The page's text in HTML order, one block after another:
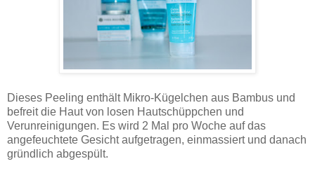
Dieses Peeling enthält Mikro-Kügelchen aus Bambus und
befreit die Haut von losen Hautschüppchen und
Verunreinigungen. Es wird 2 Mal pro Woche auf das
angefeuchtete Gesicht aufgetragen, einmassiert und danach
gründlich abgespült.